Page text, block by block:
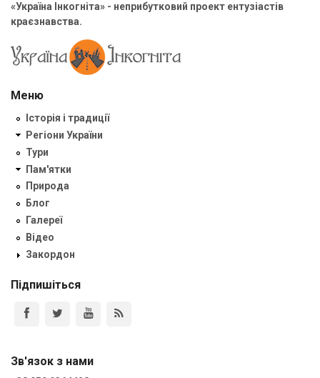
«Україна Інкогніта» - неприбутковий проект ентузіастів
краєзнавства.
Меню
Історія і традиції
Регіони України
Тури
Пам'ятки
Природа
Блог
Галереї
Відео
Закордон
Підпишіться
Зв'язок з нами